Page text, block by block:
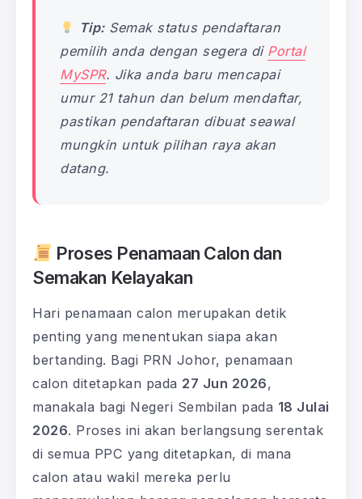
Tip:Semak status pendaftaran
pemilih anda dengan segera di Portal
MySPR. Jika anda baru mencapai
umur 21 tahun dan belum mendaftar,
pastikan pendaftaran dibuat seawal
mungkin untuk pilihan raya akan
datang.
Proses Penamaan Calon dan
Semakan Kelayakan
Hari penamaan calon merupakan detik
penting yang menentukan siapa akan
bertanding. Bagi PRN Johor, penamaan
calon ditetapkan pada 27 Jun 2026,
manakala bagi Negeri Sembilan pada 18 Julai
2026. Proses ini akan berlangsung serentak
di semua PPC yang ditetapkan, di mana
calon atau wakil mereka perlu